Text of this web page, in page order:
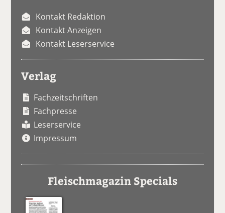
Kontakt Redaktion
Kontakt Anzeigen
Kontakt Leserservice
Verlag
Fachzeitschriften
Fachpresse
Leserservice
Impressum
Fleischmagazin Specials